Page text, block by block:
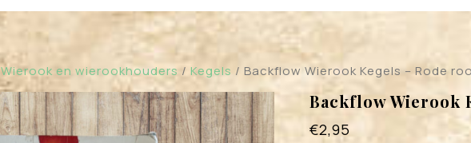
Wierook en wierookhouders / Kegels / Backflow Wierook Kegels – Rode
Backflow Wierook
€2,95